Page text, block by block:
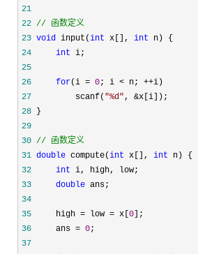
21
22 // 函数定义
23 void input(int x[], int
24
int
25
26
for(i = 0; i < n; ++
27
         scanf(
"%d", &
28
29
30 // 函数定义
31 double compute(int x[], int
32
int
33
double
34
35
     high = low = x[
0
36
     ans =
0
37